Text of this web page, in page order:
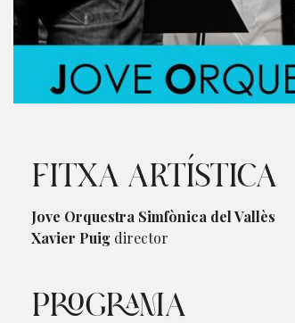
FITXA ARTÍSTICA
Jove Orquestra Simfònica del Vallès
Xavier Puig director
PROGRAMA